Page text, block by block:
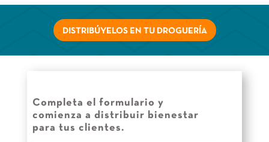
DISTRIBÚYELOS EN TU DROGUERÍA
Completa el formulario y
comienza a distribuir bienestar
para tus clientes.